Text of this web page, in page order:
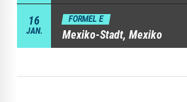
16
JAN.
FORMEL E
Mexiko-Stadt, Mexiko